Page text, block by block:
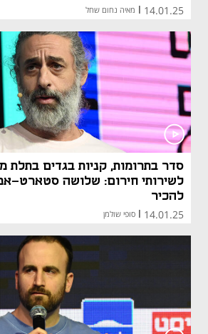
14.01.25
| מאיה נחום שחל
סדר בתרומות, קניות בגדים בתלת
לשירותי חירום: שלושה סטארט-
להכיר
14.01.25
| סופי שולמן